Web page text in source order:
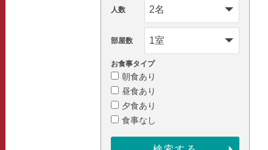
人数
部屋数
お食事タイプ
朝食あり
昼食あり
夕食あり
食事なし